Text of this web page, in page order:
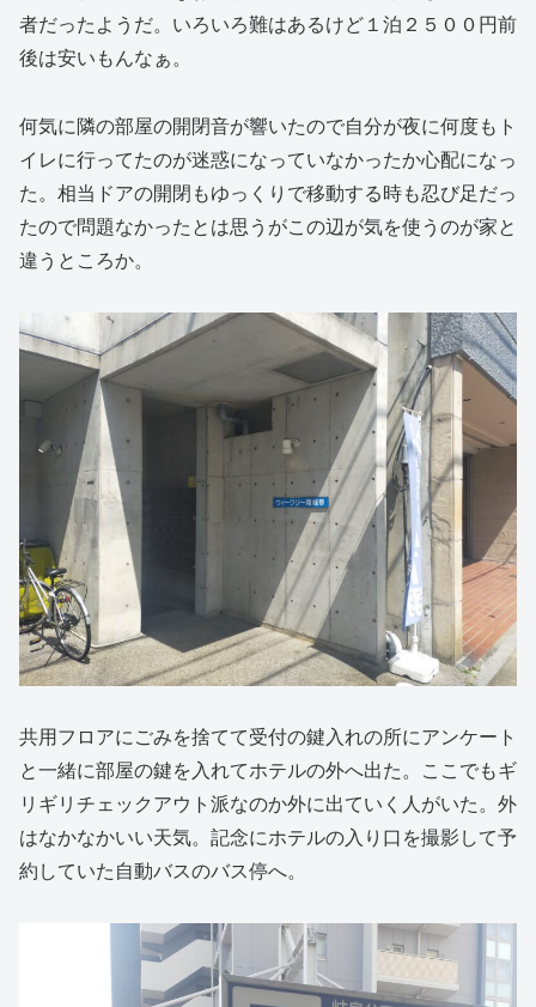
者だったようだ。いろいろ難はあるけど１泊２５００円前
後は安いもんなぁ。
何気に隣の部屋の開閉音が響いたので自分が夜に何度もト
イレに行ってたのが迷惑になっていなかったか心配になっ
た。相当ドアの開閉もゆっくりで移動する時も忍び足だっ
たので問題なかったとは思うがこの辺が気を使うのが家と
違うところか。
共用フロアにごみを捨てて受付の鍵入れの所にアンケート
と一緒に部屋の鍵を入れてホテルの外へ出た。ここでもギ
リギリチェックアウト派なのか外に出ていく人がいた。外
はなかなかいい天気。記念にホテルの入り口を撮影して予
約していた自動バスのバス停へ。